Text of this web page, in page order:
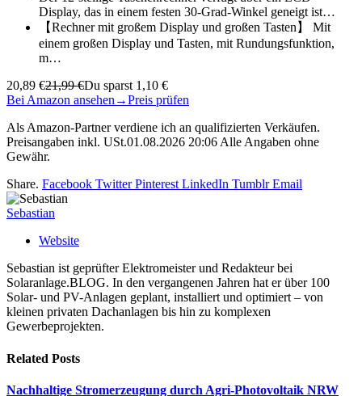
Display, das in einem festen 30-Grad-Winkel geneigt ist…
【Rechner mit großem Display und großen Tasten】 Mit
einem großen Display und Tasten, mit Rundungsfunktion,
m…
20,89 €21,99 €Du sparst 1,10 €
Bei Amazon ansehen→Preis prüfen
Als Amazon-Partner verdiene ich an qualifizierten Verkäufen.
Preisangaben inkl. USt.01.08.2026 20:06 Alle Angaben ohne
Gewähr.
Share. Facebook Twitter Pinterest LinkedIn Tumblr Email
Sebastian
Website
Sebastian ist geprüfter Elektromeister und Redakteur bei
Solaranlage.BLOG. In den vergangenen Jahren hat er über 100
Solar- und PV-Anlagen geplant, installiert und optimiert – von
kleinen privaten Dachanlagen bis hin zu komplexen
Gewerbeprojekten.
Related Posts
Nachhaltige Stromerzeugung durch Agri-Photovoltaik NRW